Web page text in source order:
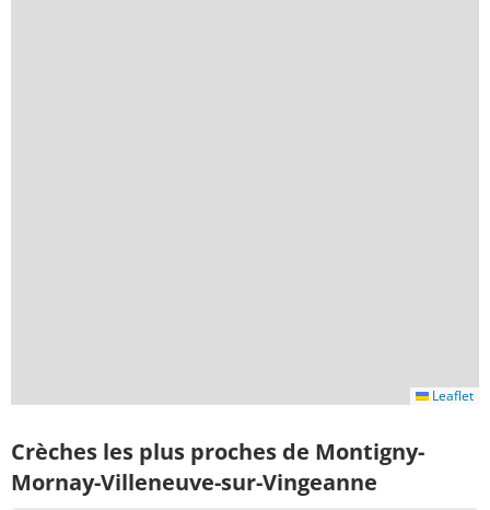
Leaflet
Crèches les plus proches de Montigny-
Mornay-Villeneuve-sur-Vingeanne